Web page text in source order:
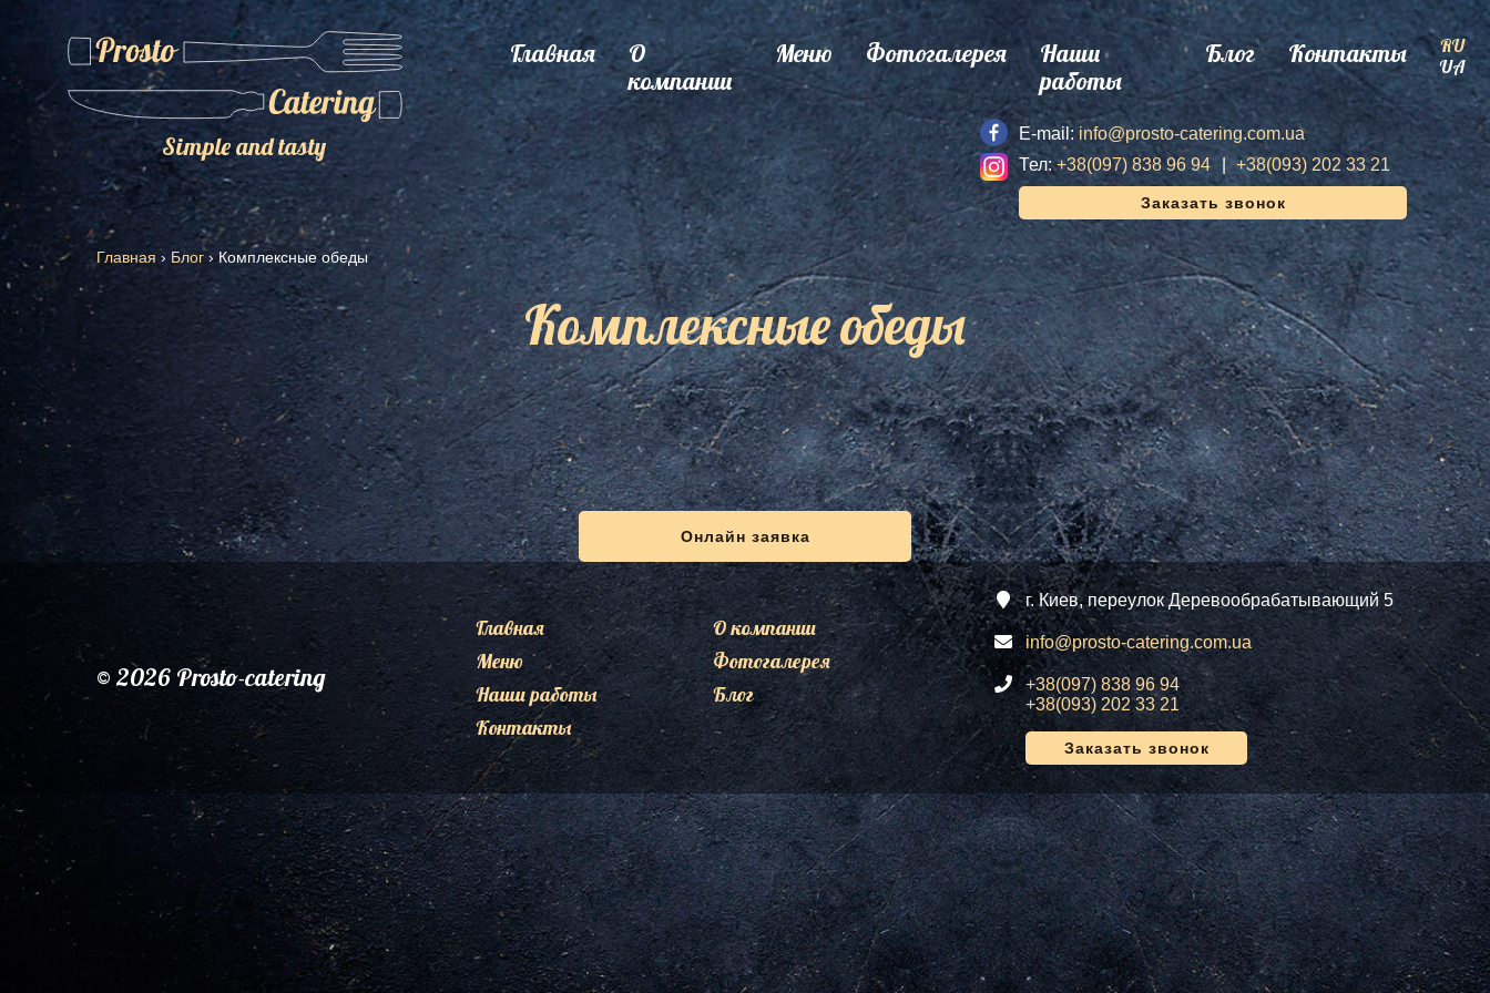
Simple and tasty
Главная
О
компании
Меню Фотогалерея
Наши
работы
Блог Контакты
RU
UA
E-mail: info@prosto-catering.com.ua
Тел: +38(097) 838 96 94 +38(093) 202 33 21
Заказать звонок
Главная › Блог › Комплексные обеды
Комплексные обеды
Онлайн заявка
© 2026 Prosto-catering
г. Киев, переулок Деревообрабатывающий 5
info@prosto-catering.com.ua
+38(097) 838 96 94
+38(093) 202 33 21
Заказать звонок
Главная
О компании
Меню
Фотогалерея
Наши работы
Блог
Контакты